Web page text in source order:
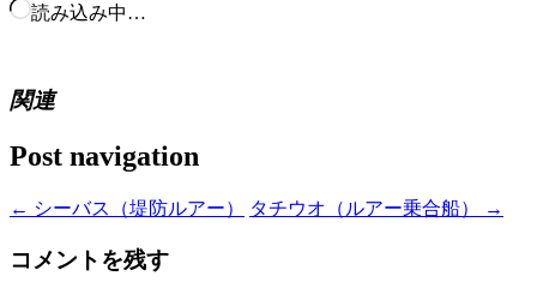
読み込み中…
関連
Post navigation
← シーバス（堤防ルアー） タチウオ（ルアー乗合船） →
コメントを残す